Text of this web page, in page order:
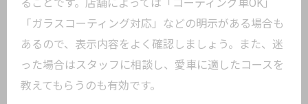
ることです。店舗によっては「コーティング車OK」
「ガラスコーティング対応」などの明示がある場合も
あるので、表示内容をよく確認しましょう。また、迷
った場合はスタッフに相談し、愛車に適したコースを
教えてもらうのも有効です。